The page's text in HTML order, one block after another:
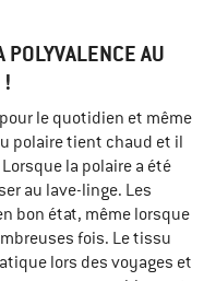
POLYVALENCE AU
!
le quotidien et même
polaire tient chaud et il
la polaire a été
au lave-linge. Les
bon état, même lorsque
fois. Le tissu
lors des voyages et